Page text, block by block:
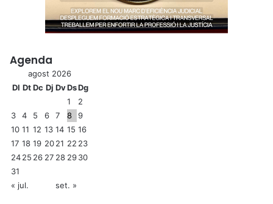
Agenda
agost 2026
Dl DtDc Dj DvDsDg
1
2
3
4 5 6 7 8
9
10 11 12 13 14 15 16
17 18 19 2021 22 23
2425 26 27 28 2930
31
« jul.
set. »